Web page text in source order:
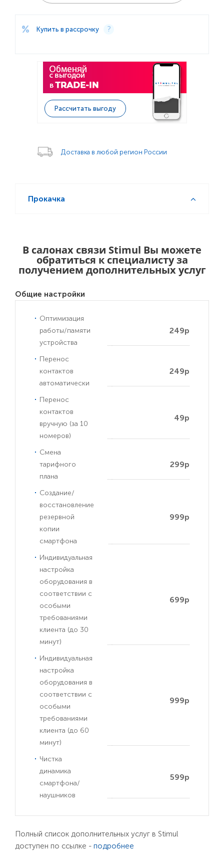
Купить в рассрочку
Рассчитать выгоду
Доставка в любой регион России
Прокачка
В салонах связи Stimul Вы можете
обратиться к специалисту за
получением дополнительных услуг
Общие настройки
Оптимизация
работы/памяти
устройства
249р
Перенос
контактов
автоматически
249р
Перенос
контактов
вручную (за 10
номеров)
49р
Смена
тарифного
плана
299р
Создание/
восстановление
резервной
копии
смартфона
999р
Индивидуальная
настройка
оборудования в
соответствии с
особыми
требованиями
клиента (до 30
минут)
699р
Индивидуальная
настройка
оборудования в
соответствии с
особыми
требованиями
клиента (до 60
минут)
999р
Чистка
динамика
смартфона/
наушников
599р
Полный список дополнительных услуг в Stimul
доступен по ссылке - подробнее